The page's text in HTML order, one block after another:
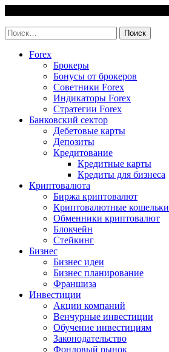
content
Найти:
Forex
Брокеры
Бонусы от брокеров
Советники Forex
Индикаторы Forex
Стратегии Forex
Банковский сектор
Дебетовые карты
Депозиты
Кредитование
Кредитные карты
Кредиты для бизнеса
Криптовалюта
Биржа криптовалют
Криптовалютные кошельки
Обменники криптовалют
Блокчейн
Стейкинг
Бизнес
Бизнес идеи
Бизнес планирование
Франшиза
Инвестиции
Акции компаний
Венчурные инвестиции
Обучение инвестициям
Законодательство
Фондовый рынок